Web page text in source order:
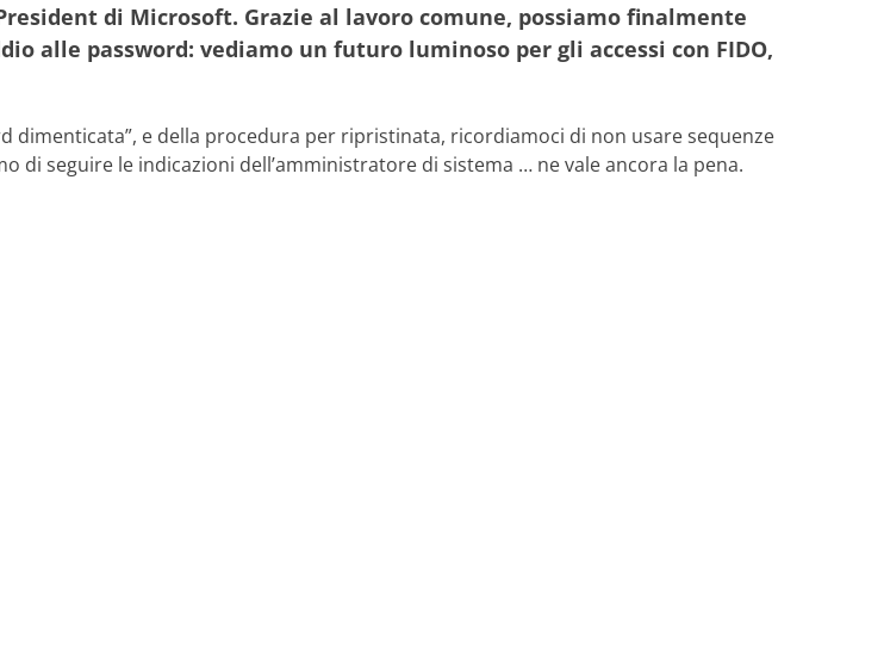
di Microsoft. Grazie al lavoro comune, possiamo finalmente
alle password: vediamo un futuro luminoso per gli accessi con FIDO,
dimenticata”, e della procedura per ripristinata, ricordiamoci di non usare sequenze
di seguire le indicazioni dell’amministratore di sistema … ne vale ancora la pena.